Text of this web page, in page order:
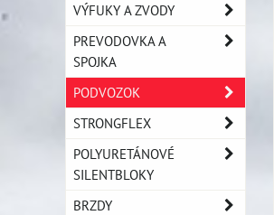
VÝFUKY A ZVODY
PREVODOVKA A
SPOJKA
PODVOZOK
STRONGFLEX
POLYURETÁNOVÉ
SILENTBLOKY
BRZDY